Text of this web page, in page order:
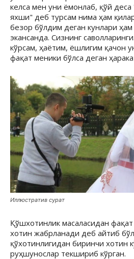
келса мен уни ёмонлаб, қўй
яхши" деб турсам нима ҳам
безор бўлдим деган кунлари ҳам
экансанда. Сизнинг
кўрсам, ҳаётим, ёшлигим қачон
фақат меники бўлса деган
Иллюстратив сурат
Қўшхотинлик масаласидан
хотин жабрланади деб айтиб
қўхотинлигидан биринчи хотин
руҳшунослар текшириб кўрган.